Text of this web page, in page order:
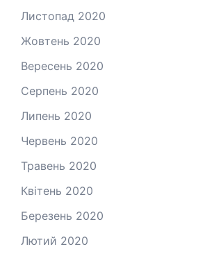
Листопад 2020
Жовтень 2020
Вересень 2020
Серпень 2020
Липень 2020
Червень 2020
Травень 2020
Квітень 2020
Березень 2020
Лютий 2020